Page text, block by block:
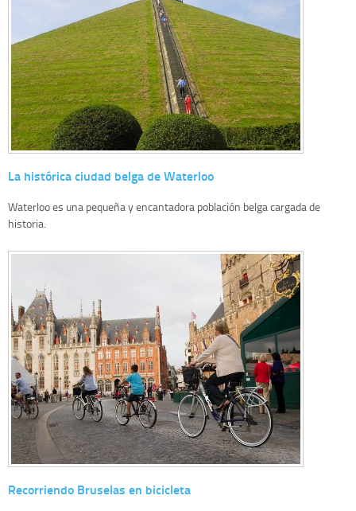
La histórica ciudad belga de Waterloo
Waterloo es una pequeña y encantadora población belga cargada de
historia.
Recorriendo Bruselas en bicicleta